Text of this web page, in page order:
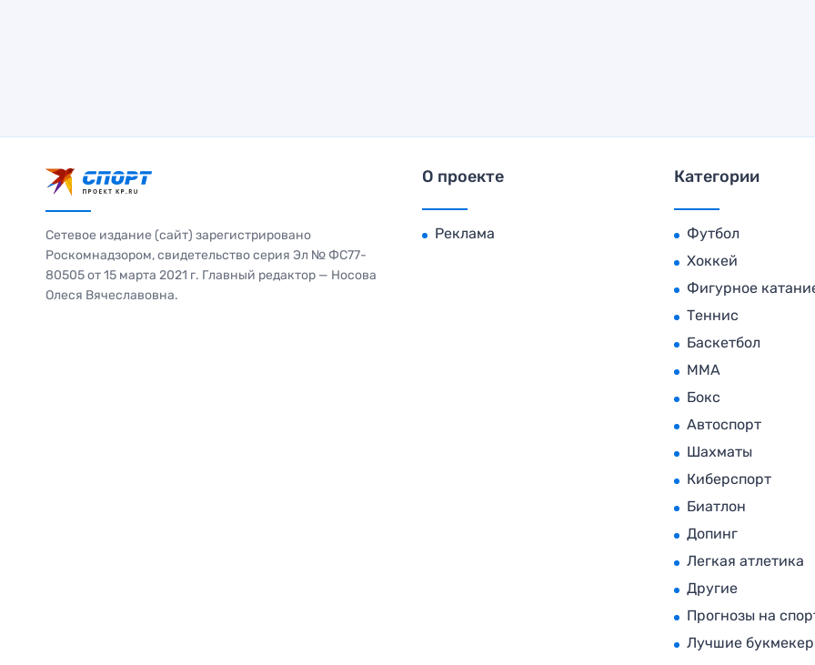
Сетевое издание (сайт) зарегистрировано
Роскомнадзором, свидетельство серия Эл № ФС77-
80505 от 15 марта 2021 г. Главный редактор — Носова
Олеся Вячеславовна.
О проекте
Реклама
Категории
Футбол
Хоккей
Фигурное
Теннис
Баскетбол
MMA
Бокс
Автоспорт
Шахматы
Киберспорт
Биатлон
Допинг
Легкая атлетика
Другие
Прогнозы на
Лучшие